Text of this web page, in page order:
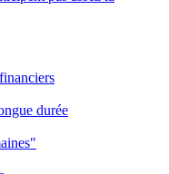
durée